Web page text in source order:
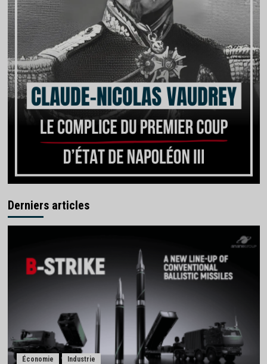
Derniers articles
Économie Industrie